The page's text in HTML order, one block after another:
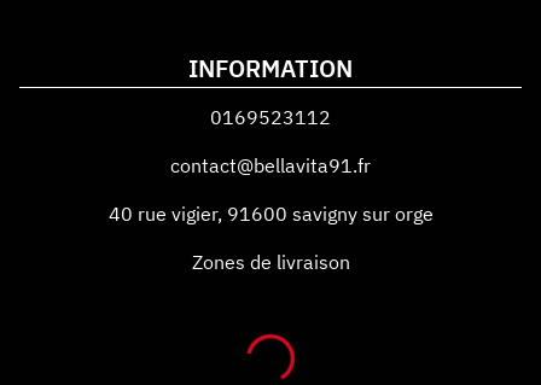
INFORMATION
0169523112
contact@bellavita91.fr
40 rue vigier, 91600 savigny sur orge
Zones de livraison